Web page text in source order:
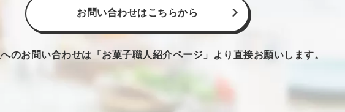
お問い合わせはこちらから
のお問い合わせは 「お菓子職人紹介ページ」より直接お願いします。